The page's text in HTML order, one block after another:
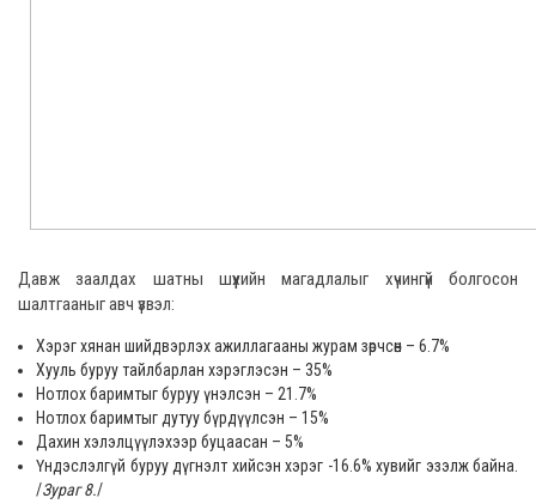
Давж заалдах шатны шүүхийн магадлалыг хүчингүй болгосон
шалтгааныг авч үзвэл:
Хэрэг хянан шийдвэрлэх ажиллагааны журам зөрчсөн – 6.7%
Хууль буруу тайлбарлан хэрэглэсэн – 35%
Нотлох баримтыг буруу үнэлсэн – 21.7%
Нотлох баримтыг дутуу бүрдүүлсэн – 15%
Дахин хэлэлцүүлэхээр буцаасан – 5%
Үндэслэлгүй буруу дүгнэлт хийсэн хэрэг -16.6% хувийг эзэлж байна.
/Зураг 8./